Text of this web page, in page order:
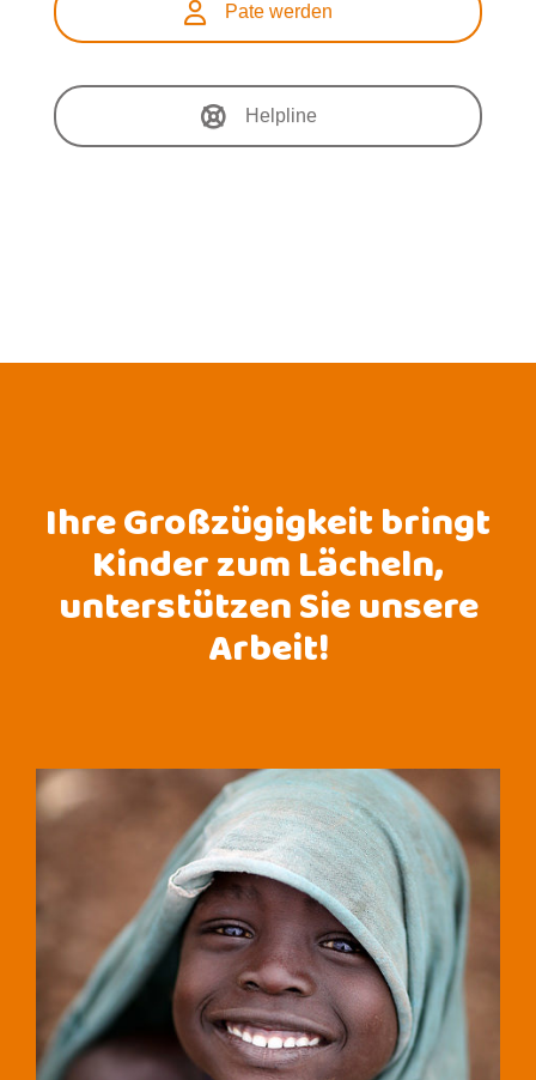
Pate werden
Helpline
Ihre Großzügigkeit bringt
Kinder zum Lächeln,
unterstützen Sie unsere
Arbeit!